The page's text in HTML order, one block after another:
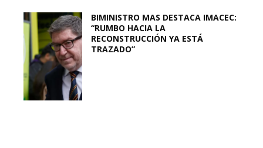
BIMINISTRO MAS DESTACA IMACEC:
“RUMBO HACIA LA
RECONSTRUCCIÓN YA ESTÁ
TRAZADO”